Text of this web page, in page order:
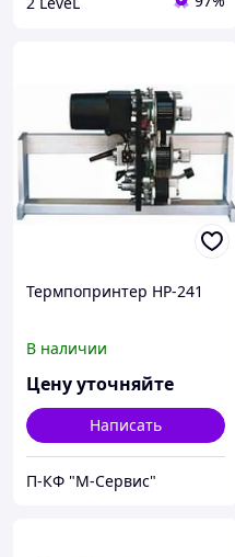
Термпопринтер HP-241
В наличии
Цену уточняйте
Написать
П-КФ "М-Сервис"